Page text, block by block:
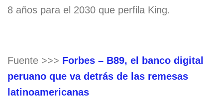
8 años para el 2030 que perfila King.
Fuente >>> Forbes – B89, el banco digital
peruano que va detrás de las remesas
latinoamericanas